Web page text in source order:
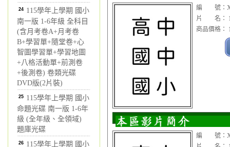
24 115學年上學期 國小
南一版 1-6年級 全科目
(含月考卷A+月考卷
B+學習單+隨堂卷+心
智圖學習單+學習地圖
+八格活動單+前測卷
+後測卷) 卷類光碟
DVD版(2片裝)
25 115學年上學期 國小
命題光碟 南一版 1-6年
級 (全年級、全領域)
題庫光碟
26 115學年上學期 國小
編 號：
片 名：
商品價格：
編 號：